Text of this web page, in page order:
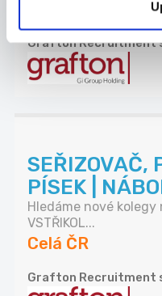
Grafton Recruitment
SEŘIZOVAČ,
PÍSEK |
Hledáme nové kolegy
VSTŘIKOL...
Celá ČR
Grafton Recruitment